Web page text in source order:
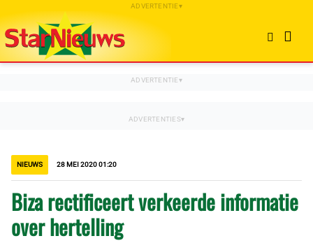
NIEUWS 28 MEI 2020 01:20
Biza rectificeert verkeerde informatie
over hertelling